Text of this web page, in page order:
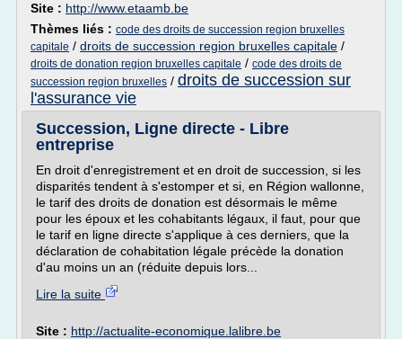
Site : http://www.etaamb.be
Thèmes liés : code des droits de succession region bruxelles
capitale / droits de succession region bruxelles capitale /
droits de donation region bruxelles capitale / code des droits de
succession region bruxelles / droits de succession sur
l'assurance vie
Succession, Ligne directe - Libre
entreprise
En droit d'enregistrement et en droit de succession, si les
disparités tendent à s'estomper et si, en Région wallonne,
le tarif des droits de donation est désormais le même
pour les époux et les cohabitants légaux, il faut, pour que
le tarif en ligne directe s'applique à ces derniers, que la
déclaration de cohabitation légale précède la donation
d'au moins un an (réduite depuis lors...
Lire la suite
Site : http://actualite-economique.lalibre.be